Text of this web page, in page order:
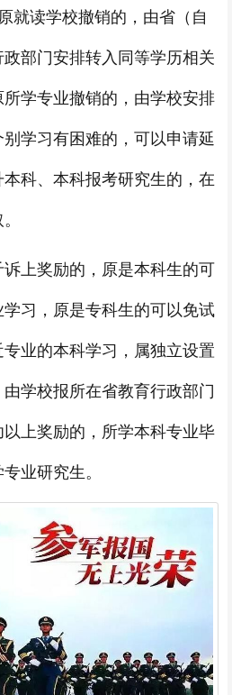
就读学校撤销的，由省（自
部门安排转入同等学历相关
学专业撤销的，由学校安排
学习有困难的，可以申请延
科、本科报考研究生的，在
上奖励的，原是本科生的可
习，原是专科生的可以免试
业的本科学习，属独立设置
学校报所在省教育行政部门
上奖励的，所学本科专业毕
业研究生。